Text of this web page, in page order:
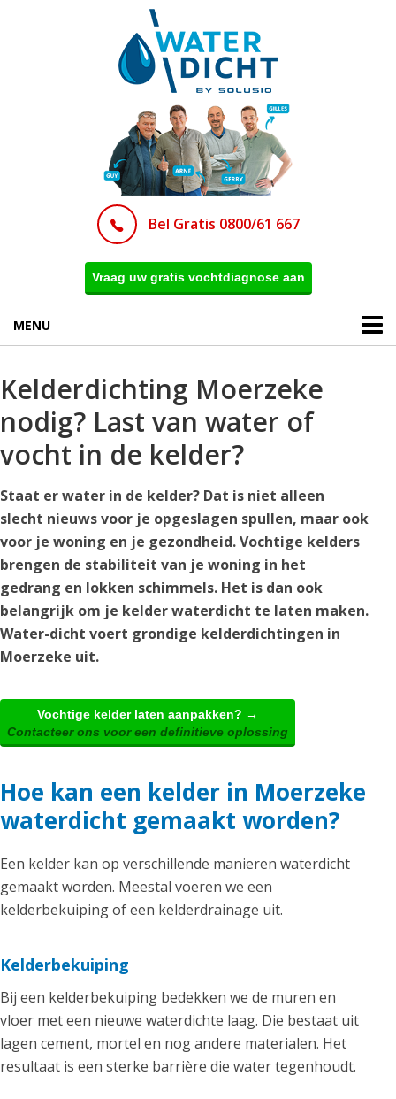
Bel Gratis 0800/61 667
Vraag uw gratis vochtdiagnose aan
MENU
Kelderdichting Moerzeke
nodig? Last van water of
vocht in de kelder?
Staat er water in de kelder? Dat is niet alleen
slecht nieuws voor je opgeslagen spullen, maar ook
voor je woning en je gezondheid. Vochtige kelders
brengen de stabiliteit van je woning in het
gedrang en lokken schimmels. Het is dan ook
belangrijk om je kelder waterdicht te laten maken.
Water-dicht voert grondige kelderdichtingen in
Moerzeke uit.
Vochtige kelder laten aanpakken? →
Contacteer ons voor een definitieve oplossing
Hoe kan een kelder in Moerzeke
waterdicht gemaakt worden?
Een kelder kan op verschillende manieren waterdicht
gemaakt worden. Meestal voeren we een
kelderbekuiping of een kelderdrainage uit.
Kelderbekuiping
Bij een kelderbekuiping bedekken we de muren en
vloer met een nieuwe waterdichte laag. Die bestaat uit
lagen cement, mortel en nog andere materialen. Het
resultaat is een sterke barrière die water tegenhoudt.